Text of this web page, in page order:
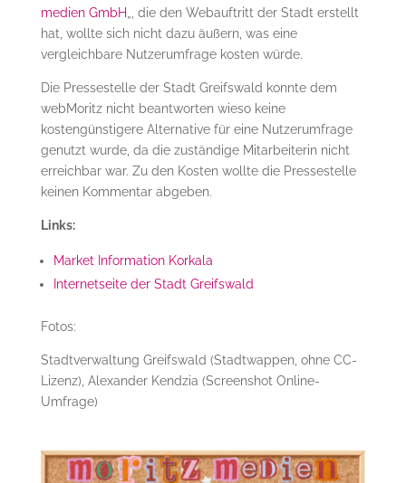
medien GmbH „, die den Webauftritt der Stadt erstellt
hat, wollte sich nicht dazu äußern, was eine
vergleichbare Nutzerumfrage kosten würde.
Die Pressestelle der Stadt Greifswald konnte dem
webMoritz nicht beantworten wieso keine
kostengünstigere Alternative für eine Nutzerumfrage
genutzt wurde, da die zuständige Mitarbeiterin nicht
erreichbar war. Zu den Kosten wollte die Pressestelle
keinen Kommentar abgeben.
Links:
Market Information Korkala
Internetseite der Stadt Greifswald
Fotos:
Stadtverwaltung Greifswald (Stadtwappen, ohne CC-
Lizenz), Alexander Kendzia (Screenshot Online-
Umfrage)